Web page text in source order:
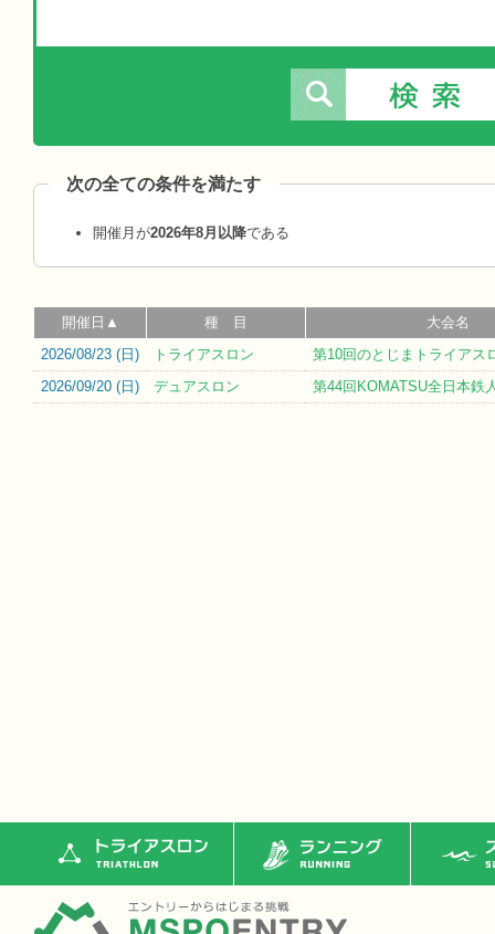
次の全ての条件を満たす
開催月が2026年8月以降である
開催日▲ 種 目
大会名
2026/08/23 (日 ) トライアスロン
第10回のとじまトライアス
2026/09/20 (日 ) デュアスロン 第44回KOMATSU全日本鉄
トライアスロン ランニング ス